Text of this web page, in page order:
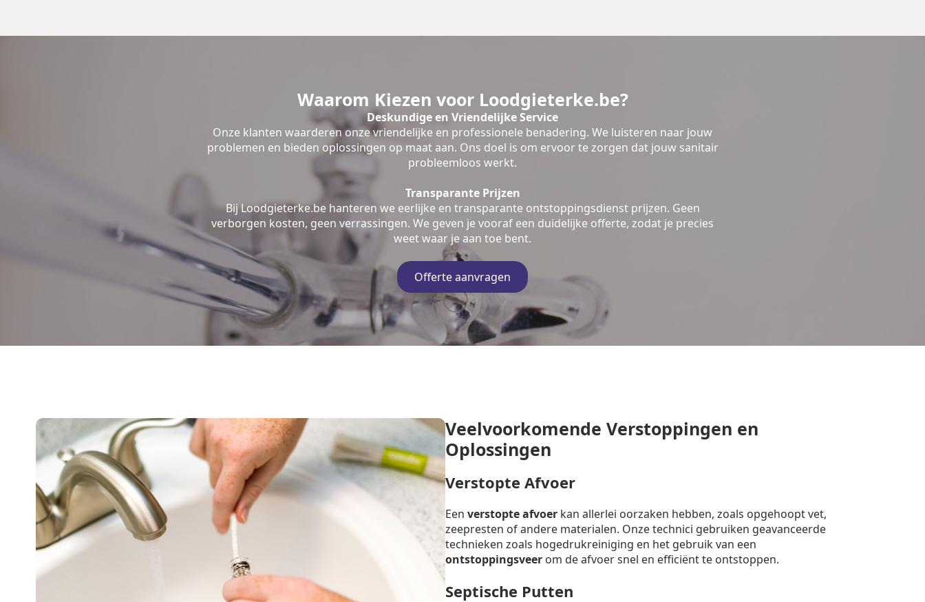
Waarom Kiezen voor Loodgieterke.be?
Deskundige en Vriendelijke Service
Onze klanten waarderen onze vriendelijke en professionele benadering. We luisteren naar jouw
problemen en bieden oplossingen op maat aan. Ons doel is om ervoor te zorgen dat jouw sanitair
probleemloos werkt.
Transparante Prijzen
Bij Loodgieterke.be hanteren we eerlijke en transparante ontstoppingsdienst prijzen. Geen
verborgen kosten, geen verrassingen. We geven je vooraf een duidelijke offerte, zodat je precies
weet waar je aan toe bent.
Offerte aanvragen
Veelvoorkomende Verstoppingen en
Oplossingen
Verstopte Afvoer
Een verstopte afvoer kan allerlei oorzaken hebben, zoals opgehoopt vet,
zeepresten of andere materialen. Onze technici gebruiken geavanceerde
technieken zoals hogedrukreiniging en het gebruik van een
ontstoppingsveer om de afvoer snel en efficiënt te ontstoppen.
Septische Putten